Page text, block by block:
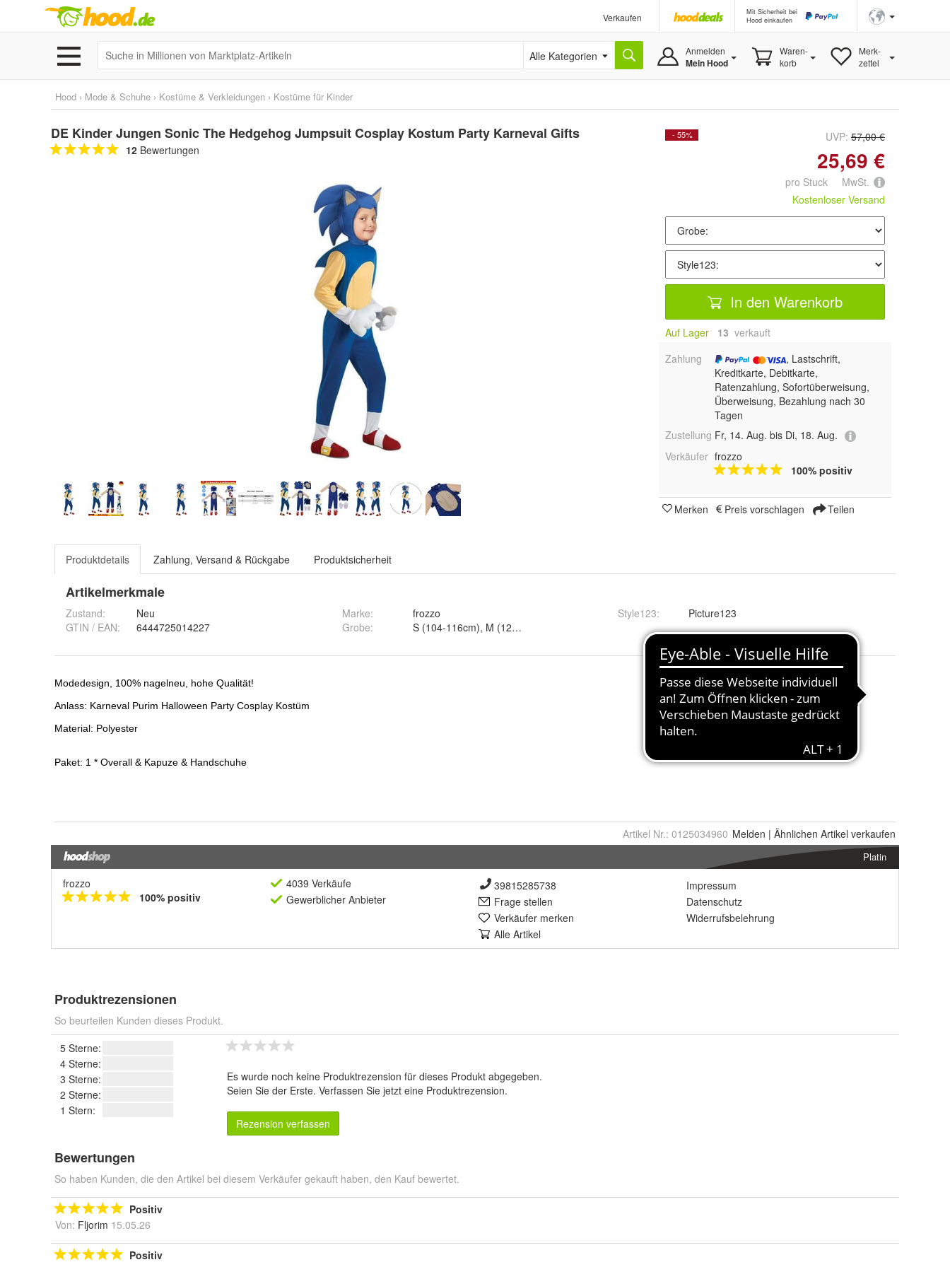
Verkaufen
Mit Sicherheit bei
Hood einkaufen
Alle Kategorien Anmelden
Mein Hood
Waren-
korb
Merk-
zettel
Hood › Mode & Schuhe › Kostüme & Verkleidungen › Kostüme für Kinder
DE Kinder Jungen Sonic The Hedgehog Jumpsuit Cosplay Kostum Party Karneval Gifts
12 Bewertungen
- 55% UVP: 57,00 €
25,69 €
pro Stuck MwSt.
Kostenloser Versand
In den Warenkorb
Auf Lager 13 verkauft
Zahlung
, Lastschrift,
Kreditkarte, Debitkarte,
Ratenzahlung, Sofortüberweisung,
Überweisung, Bezahlung nach 30
Tagen
Zustellung Fr, 14. Aug. bis Di, 18. Aug.
Verkäufer frozzo
100% positiv
Merken Preis vorschlagen Teilen
Produktdetails Zahlung, Versand & Rückgabe Produktsicherheit
Artikelmerkmale
Zustand:
Neu
GTIN / EAN:
6444725014227
Marke:
frozzo
Grobe:
Style123: Picture123
Artikel Nr.: 0125034960 Melden | Ähnlichen Artikel verkaufen
Platin
frozzo
100% positiv
4039 Verkäufe
Gewerblicher Anbieter
39815285738
Frage stellen
Verkäufer merken
Alle Artikel
Impressum
Datenschutz
Widerrufsbelehrung
Produktrezensionen
So beurteilen Kunden dieses Produkt.
5 Sterne:
4 Sterne:
3 Sterne:
2 Sterne:
1 Stern:
Es wurde noch keine Produktrezension für dieses Produkt abgegeben.
Seien Sie der Erste. Verfassen Sie jetzt eine Produktrezension.
Rezension verfassen
Bewertungen
So haben Kunden, die den Artikel bei diesem Verkäufer gekauft haben, den Kauf bewertet.
Positiv
Von: Fljorim 15.05.26
Positiv